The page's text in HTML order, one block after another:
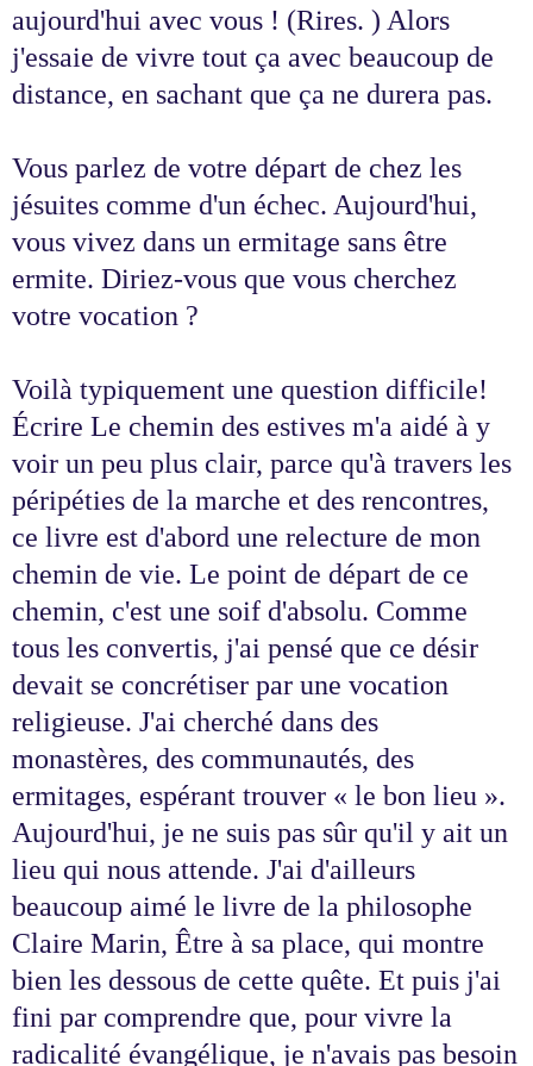
aujourd'hui avec vous ! (Rires. ) Alors
j'essaie de vivre tout ça avec beaucoup de
distance, en sachant que ça ne durera pas.
Vous parlez de votre départ de chez les
jésuites comme d'un échec. Aujourd'hui,
vous vivez dans un ermitage sans être
ermite. Diriez-vous que vous cherchez
votre vocation ?
Voilà typiquement une question difficile!
Écrire Le chemin des estives m'a aidé à y
voir un peu plus clair, parce qu'à travers les
péripéties de la marche et des rencontres,
ce livre est d'abord une relecture de mon
chemin de vie. Le point de départ de ce
chemin, c'est une soif d'absolu. Comme
tous les convertis, j'ai pensé que ce désir
devait se concrétiser par une vocation
religieuse. J'ai cherché dans des
monastères, des communautés, des
ermitages, espérant trouver « le bon lieu ».
Aujourd'hui, je ne suis pas sûr qu'il y ait un
lieu qui nous attende. J'ai d'ailleurs
beaucoup aimé le livre de la philosophe
Claire Marin, Être à sa place, qui montre
bien les dessous de cette quête. Et puis j'ai
fini par comprendre que, pour vivre la
radicalité évangélique, je n'avais pas besoin